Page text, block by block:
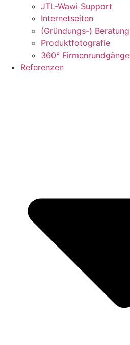
JTL-Wawi Support
Internetseiten
(Gründungs-) Beratung
Produktfotografie
360° Firmenrundgänge
Referenzen